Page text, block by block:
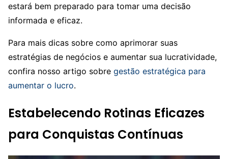
estará bem preparado para tomar uma decisão
informada e eficaz.
Para mais dicas sobre como aprimorar suas
estratégias de negócios e aumentar sua lucratividade,
confira nosso artigo sobre gestão estratégica para
aumentar o lucro.
Estabelecendo Rotinas Eficazes
para Conquistas Contínuas